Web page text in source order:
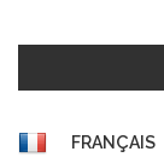
FRANÇAIS